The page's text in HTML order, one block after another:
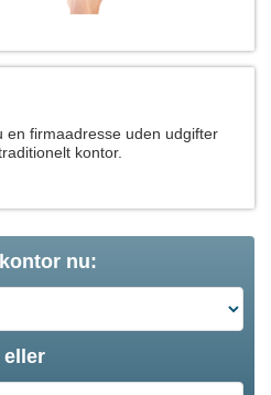
en firmaadresse uden udgifter
kontor.
nu:
eller